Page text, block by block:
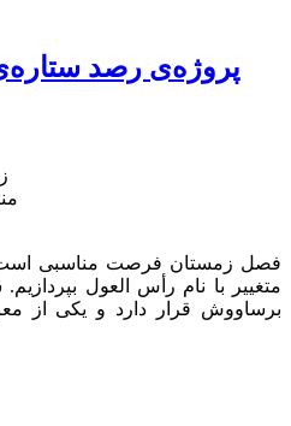
پروژه‌ی رصد
فصل زمستان فرصت مناسبی است
متغییر با نام رأس العول
برساووش قرار دارد و یکی از